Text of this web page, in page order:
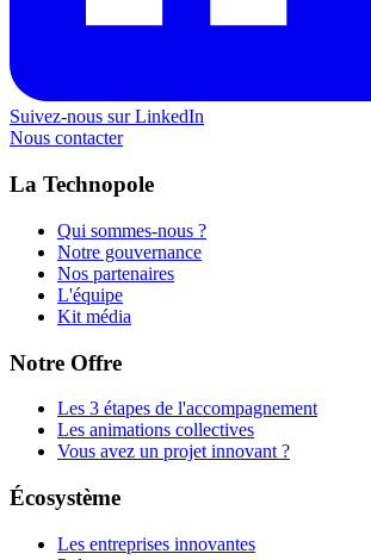
Suivez-nous sur LinkedIn
Nous contacter
La Technopole
Qui sommes-nous ?
Notre gouvernance
Nos partenaires
L'équipe
Kit média
Notre Offre
Les 3 étapes de l'accompagnement
Les animations collectives
Vous avez un projet innovant ?
Écosystème
Les entreprises innovantes